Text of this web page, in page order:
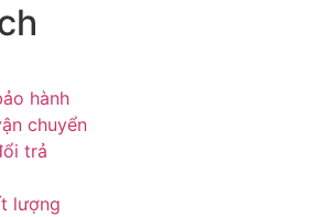
hành
chuyển
trả
lượng